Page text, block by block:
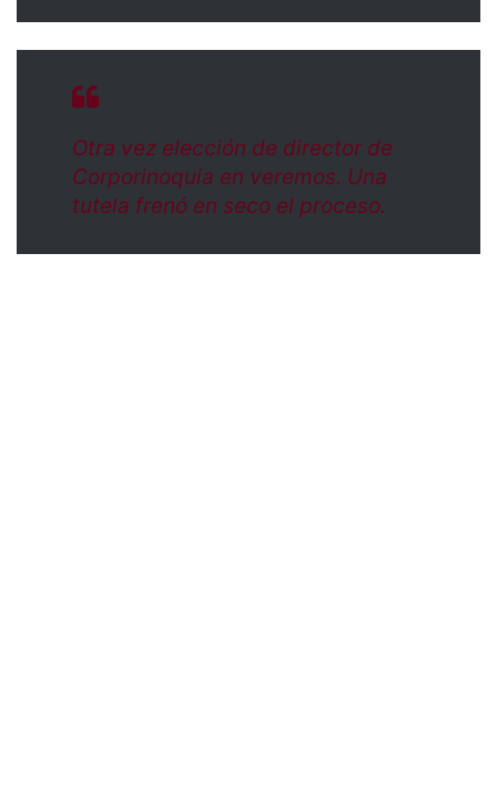
Otra vez elección de director de
Corporinoquia en veremos. Una
tutela frenó en seco el proceso.